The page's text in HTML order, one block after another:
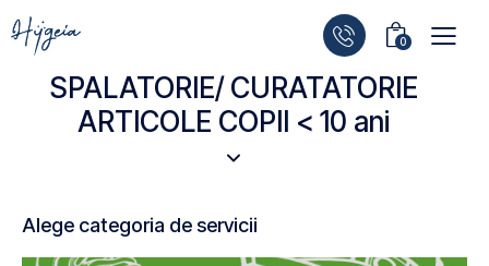
0
SPALATORIE/ CURATATORIE
ARTICOLE COPII < 10 ani
Alege categoria de servicii